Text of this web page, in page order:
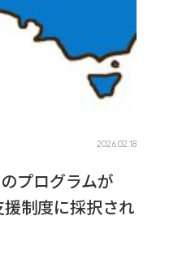
2026.02.18
プログラムが
制度に採択され